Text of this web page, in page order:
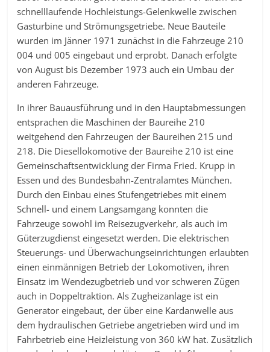
schnelllaufende Hochleistungs-Gelenkwelle zwischen
Gasturbine und Strömungsgetriebe. Neue Bauteile
wurden im Jänner 1971 zunächst in die Fahrzeuge 210
004 und 005 eingebaut und erprobt. Danach erfolgte
von August bis Dezember 1973 auch ein Umbau der
anderen Fahrzeuge.
In ihrer Bauausführung und in den Hauptabmessungen
entsprachen die Maschinen der Baureihe 210
weitgehend den Fahrzeugen der Baureihen 215 und
218. Die Diesellokomotive der Baureihe 210 ist eine
Gemeinschaftsentwicklung der Firma Fried. Krupp in
Essen und des Bundesbahn-Zentralamtes München.
Durch den Einbau eines Stufengetriebes mit einem
Schnell- und einem Langsamgang konnten die
Fahrzeuge sowohl im Reisezugverkehr, als auch im
Güterzugdienst eingesetzt werden. Die elektrischen
Steuerungs- und Überwachungseinrichtungen erlaubten
einen einmännigen Betrieb der Lokomotiven, ihren
Einsatz im Wendezugbetrieb und vor schweren Zügen
auch in Doppeltraktion. Als Zugheizanlage ist ein
Generator eingebaut, der über eine Kardanwelle aus
dem hydraulischen Getriebe angetrieben wird und im
Fahrbetrieb eine Heizleistung von 360 kW hat. Zusätzlich